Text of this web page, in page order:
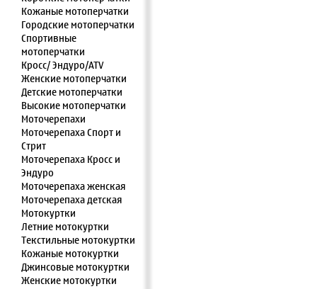
Кожаные мотоперчатки
Городские мотоперчатки
Спортивные
мотоперчатки
Кросс/ Эндуро/ATV
Женские мотоперчатки
Детские мотоперчатки
Высокие мотоперчатки
Моточерепахи
Моточерепаха Спорт и
Стрит
Моточерепаха Кросс и
Эндуро
Моточерепаха женская
Моточерепаха детская
Мотокуртки
Летние мотокуртки
Текстильные мотокуртки
Кожаные мотокуртки
Джинсовые мотокуртки
Женские мотокуртки